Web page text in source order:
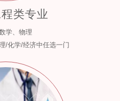
类专业
学、物理
/化学/经济中任选一门